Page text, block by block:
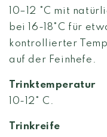
10–12 °C mit
bei 16-18°C für
kontrollierter
auf der Feinhefe.
Trinktemperatur
10-12° C.
Trinkreife